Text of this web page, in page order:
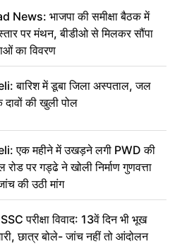
News: भाजपा की समीक्षा बैठक में
पर मंथन, बीडीओ से मिलकर सौंपा
का विवरण
बारिश में डूबा जिला अस्पताल, जल
दावों की खुली पोल
एक महीने में उखड़ने लगी PWD की
पर गड्ढे ने खोली निर्माण गुणवत्ता
की उठी मांग
परीक्षा विवाद: 13वें दिन भी भूख
छात्र बोले- जांच नहीं तो आंदोलन